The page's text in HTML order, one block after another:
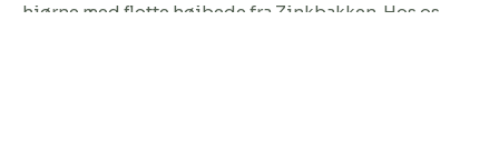
hjørne med flotte højbede fra Zinkbakken. Hos os